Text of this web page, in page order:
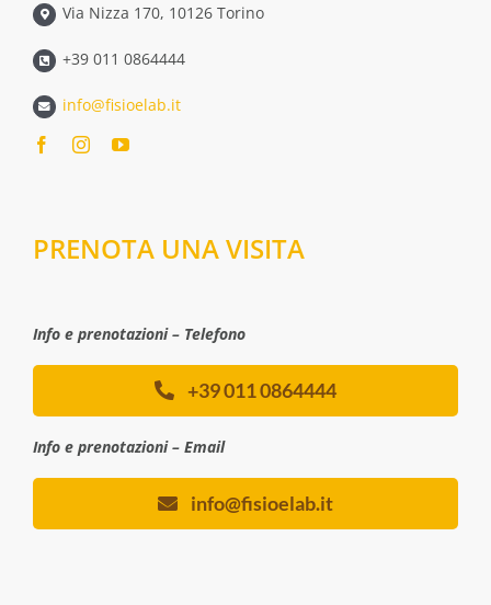
Via Nizza 170, 10126 Torino
+39 011 0864444
info@fisioelab.it
PRENOTA UNA VISITA
Info e prenotazioni – Telefono
+39 011 0864444
Info e prenotazioni – Email
info@fisioelab.it